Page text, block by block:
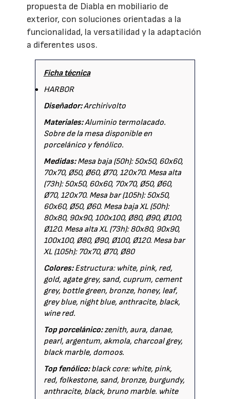
propuesta de Diabla en mobiliario de
exterior, con soluciones orientadas a la
funcionalidad, la versatilidad y la adaptación
a diferentes usos.
Ficha técnica
HARBOR
Diseñador:Archirivolto
Materiales:Aluminio termolacado.
Sobre de la mesa disponible en
porcelánico y fenólico.
Medidas:Mesa baja (50h): 50x50, 60x60,
70x70, Ø50, Ø60, Ø70, 120x70. Mesa alta
(73h): 50x50, 60x60, 70x70, Ø50, Ø60,
Ø70, 120x70. Mesa bar (105h): 50x50,
60x60, Ø50, Ø60. Mesa baja XL (50h):
80x80, 90x90, 100x100, Ø80, Ø90, Ø100,
Ø120. Mesa alta XL (73h): 80x80, 90x90,
100x100, Ø80, Ø90, Ø100, Ø120. Mesa bar
XL (105h): 70x70, Ø70, Ø80
Colores:Estructura: white, pink, red,
gold, agate grey, sand, cuprum, cement
grey, bottle green, bronze, honey, leaf,
grey blue, night blue, anthracite, black,
wine red.
Top porcelánico:zenith, aura, danae,
pearl, argentum, akmola, charcoal grey,
black marble, domoos.
Top fenólico:black core: white, pink,
red, folkestone, sand, bronze, burgundy,
anthracite, black, bruno marble. white